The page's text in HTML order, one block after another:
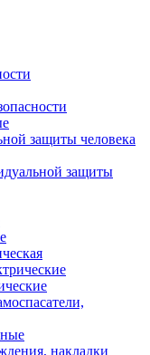
защиты человека
защиты
накладки